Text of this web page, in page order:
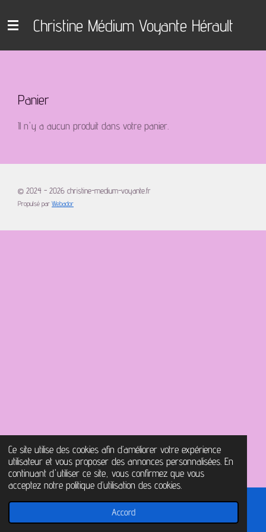
Ce site utilise des cookies afin d’améliorer votre expérience
utilisateur et vous proposer des annonces personnalisées. En
continuant d'utiliser ce site, vous confirmez que vous
acceptez notre politique d’utilisation des cookies.
Accord
au
Christine Médium Voyante Hérault
Panier
Il n'y a aucun produit dans votre panier.
© 2024 - 2026 christine-medium-voyante.fr
Propulsé par Webador
Carte